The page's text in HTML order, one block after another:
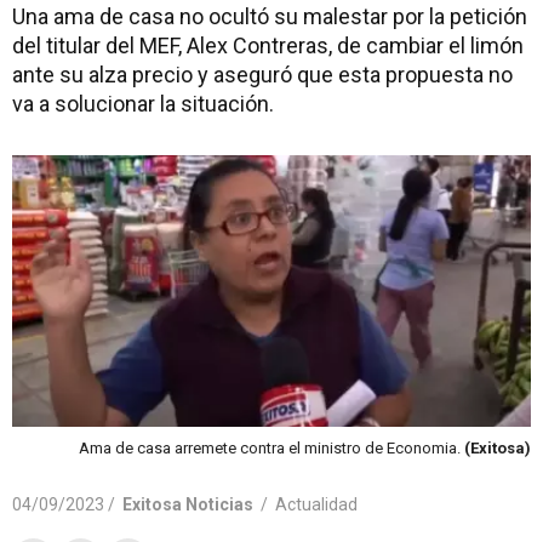
Una ama de casa no ocultó su malestar por la petición
del titular del MEF, Alex Contreras, de cambiar el limón
ante su alza precio y aseguró que esta propuesta no
va a solucionar la situación.
Ama de casa arremete contra el ministro de Economia. (Exitosa)
04/09/2023 / Exitosa Noticias / Actualidad